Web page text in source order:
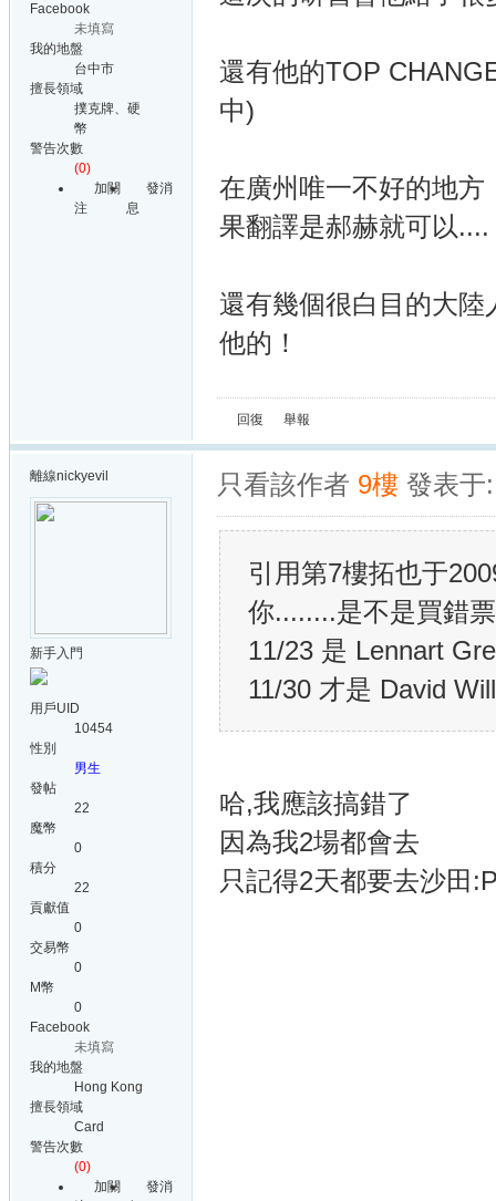
Facebook
未填寫
我的地盤
台中市
擅長領域
撲克牌、硬
幣
警告次數
(0)
加關
注
發消
息
還有他的TOP
中)
在廣州唯一不好的地
果翻譯是郝赫就可以....
還有幾個很白目的大
他的！
回復 舉報
離線nickyevil
新手入門
用戶UID
10454
性別
男生
發帖
22
魔幣
0
積分
22
貢獻值
0
交易幣
0
M幣
0
Facebook
未填寫
我的地盤
Hong Kong
擅長領域
Card
警告次數
(0)
加關
發消
只看該作者 9樓 發表于
引用第7樓拓也于
你........是不是買錯
11/23 是 Lennart
11/30 才是 David
哈,我應該搞錯了
因為我2場都會去
只記得2天都要去沙田